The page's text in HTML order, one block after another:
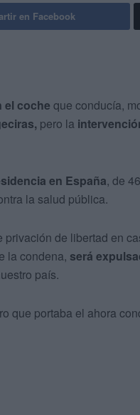
en Facebook
el coche que conducía,
pero la
en España, de
la salud pública.
privación de libertad en
la condena, será
país.
que portaba el ahora